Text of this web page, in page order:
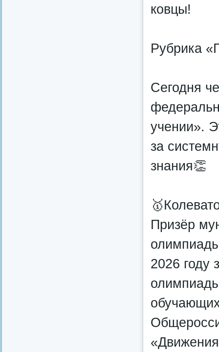
ковцы!
Рубрика
Сегодня
учении».
за
знания👏
Призёр
2026 году